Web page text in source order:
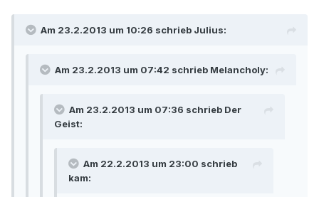
Am 23.2.2013 um 10:26 schrieb Julius:
Am 23.2.2013 um 07:42 schrieb Melancholy:
Am 23.2.2013 um 07:36 schrieb Der
Geist:
Am 22.2.2013 um 23:00 schrieb
kam: